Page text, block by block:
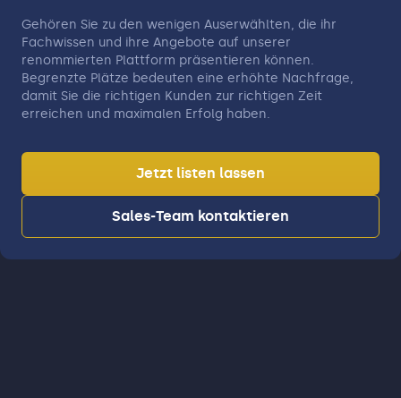
Gehören Sie zu den wenigen Auserwählten, die ihr
Fachwissen und ihre Angebote auf unserer
renommierten Plattform präsentieren können.
Begrenzte Plätze bedeuten eine erhöhte Nachfrage,
damit Sie die richtigen Kunden zur richtigen Zeit
erreichen und maximalen Erfolg haben.
Jetzt listen lassen
Sales-Team kontaktieren